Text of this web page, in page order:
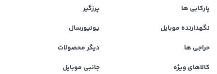
پارکابی ها
پرزگیر
نگهدارنده موبایل
یونیورسال
حراجی ها
دیگر محصولات
کالاهای ویژه
جانبی موبایل